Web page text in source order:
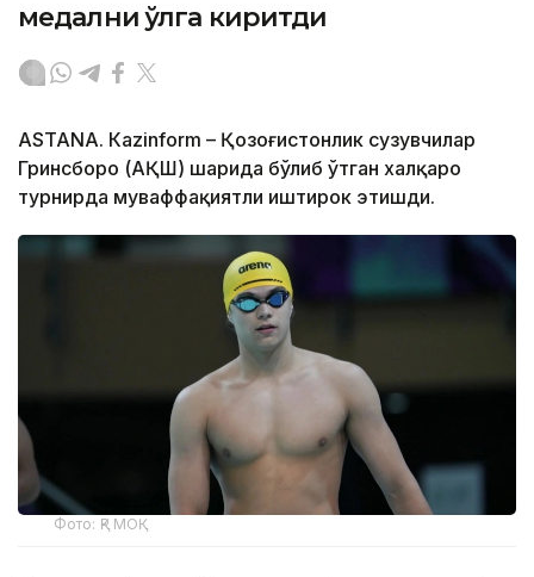
медални қўлга киритди
ASTANА. Кazinform – Қозоғистонлик сузувчилар
Гринсборо (АҚШ) шаҳрида бўлиб ўтган халқаро
турнирда муваффақиятли иштирок этишди.
Фото: ҚР МОҚ